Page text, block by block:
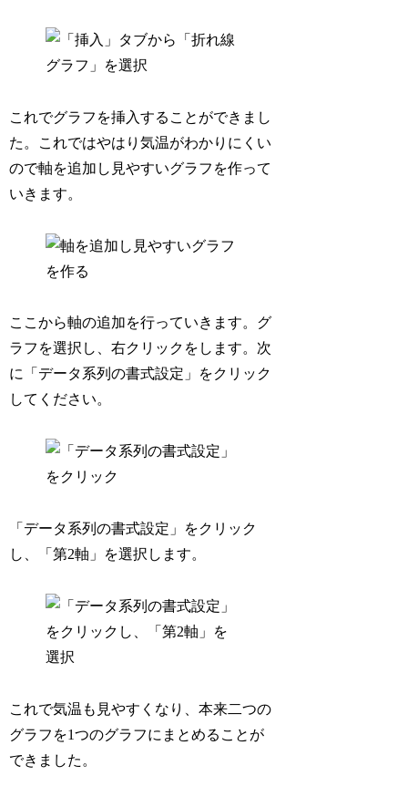
これでグラフを挿入することができまし
た。これではやはり気温がわかりにくい
ので軸を追加し見やすいグラフを作って
いきます。
ここから軸の追加を行っていきます。グ
ラフを選択し、右クリックをします。次
に「データ系列の書式設定」をクリック
してください。
「データ系列の書式設定」をクリック
し、「第2軸」を選択します。
これで気温も見やすくなり、本来二つの
グラフを1つのグラフにまとめることが
できました。